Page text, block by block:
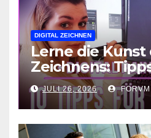
DIGITAL ZEICHNEN
Lerne die Kunst
Zeichnens:
für kreative
JULI 26, 2026 FORVM